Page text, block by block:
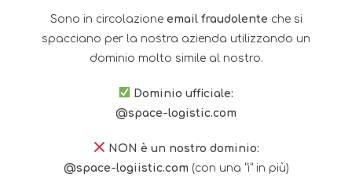
Email*
Sono in circolazione email fraudolente che si
spacciano per la nostra azienda utilizzando un
dominio molto simile al nostro.
Dominio ufficiale:
@space-logistic.com
NON è un nostro dominio:
@space-logiistic.com (con una “i” in più)